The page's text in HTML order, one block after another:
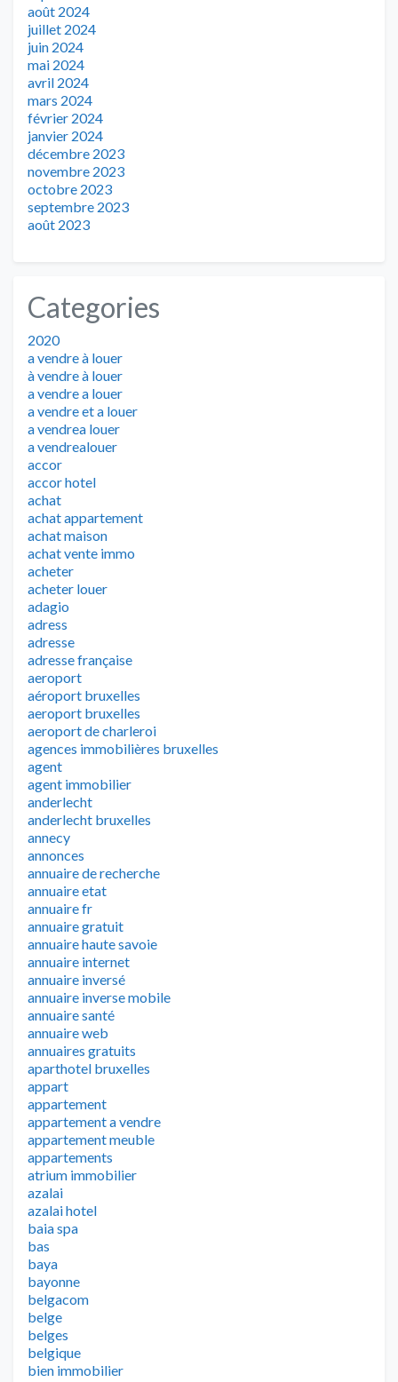
août 2024
juillet 2024
juin 2024
mai 2024
avril 2024
mars 2024
février 2024
janvier 2024
décembre 2023
novembre 2023
octobre 2023
septembre 2023
août 2023
Categories
2020
a vendre à louer
à vendre à louer
a vendre a louer
a vendre et a louer
a vendrea louer
a vendrealouer
accor
accor hotel
achat
achat appartement
achat maison
achat vente immo
acheter
acheter louer
adagio
adress
adresse
adresse française
aeroport
aéroport bruxelles
aeroport bruxelles
aeroport de charleroi
agences immobilières bruxelles
agent
agent immobilier
anderlecht
anderlecht bruxelles
annecy
annonces
annuaire de recherche
annuaire etat
annuaire fr
annuaire gratuit
annuaire haute savoie
annuaire internet
annuaire inversé
annuaire inverse mobile
annuaire santé
annuaire web
annuaires gratuits
aparthotel bruxelles
appart
appartement
appartement a vendre
appartement meuble
appartements
atrium immobilier
azalai
azalai hotel
baia spa
bas
baya
bayonne
belgacom
belge
belges
belgique
bien immobilier